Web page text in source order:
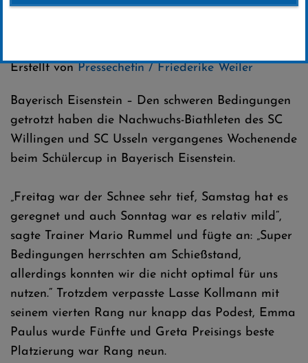
Erstellt vonPressechefin / Friederike Weiler
Bayerisch Eisenstein – Den schweren Bedingungen
getrotzt haben die Nachwuchs-Biathleten des SC
Willingen und SC Usseln vergangenes Wochenende
beim Schülercup in Bayerisch Eisenstein.
„Freitag war der Schnee sehr tief, Samstag hat es
geregnet und auch Sonntag war es relativ mild“,
sagte Trainer Mario Rummel und fügte an: „Super
Bedingungen herrschten am Schießstand,
allerdings konnten wir die nicht optimal für uns
nutzen.“ Trotzdem verpasste Lasse Kollmann mit
seinem vierten Rang nur knapp das Podest, Emma
Paulus wurde Fünfte und Greta Preisings beste
Platzierung war Rang neun.